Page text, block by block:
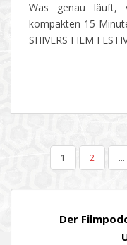
Was genau
kompakten 15
SHIVERS FILM
BEITRÄGE
1 2 …
Der